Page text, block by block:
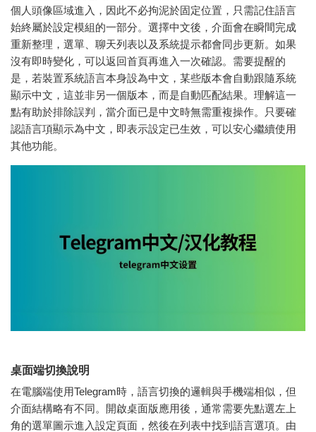
個人頭像區域進入，因此不必拘泥於固定位置，只需記住語言
始終屬於設定模組的一部分。選擇中文後，介面會在瞬間完成
重新整理，選單、聊天列表以及系統提示都會同步更新。如果
沒有即時變化，可以返回首頁再進入一次確認。需要提醒的
是，若裝置系統語言本身設為中文，某些版本會自動跟隨系統
顯示中文，這並非另一個版本，而是自動匹配結果。理解這一
點有助於排除誤判，當介面已是中文時無需重複操作。只要確
認語言項顯示為中文，即表示設定已生效，可以安心繼續使用
其他功能。
桌面端切換說明
在電腦端使用Telegram時，語言切換的邏輯與手機端相似，但
介面結構略有不同。開啟桌面版應用後，通常需要先點選左上
角的選單圖示進入設定頁面，然後在列表中找到語言選項。由